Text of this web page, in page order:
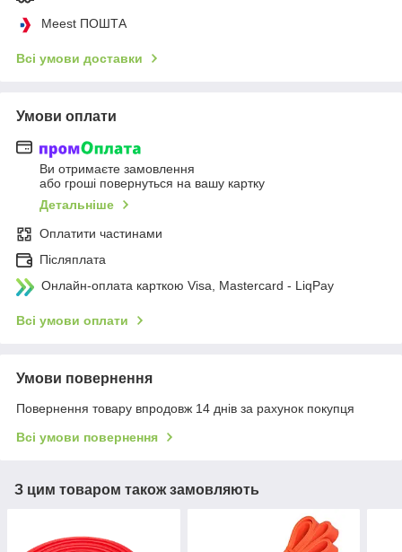
Meest ПОШТА
Всі умови доставки
Умови оплати
Ви отримаєте замовлення
або гроші повернуться на вашу картку
Детальніше
Оплатити частинами
Післяплата
Онлайн-оплата карткою Visa, Mastercard - LiqPay
Всі умови оплати
Умови повернення
Повернення товару впродовж 14 днів за рахунок покупця
Всі умови повернення
З цим товаром також замовляють